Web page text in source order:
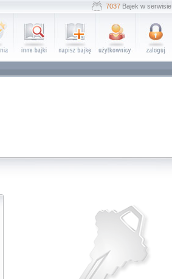
7037 Bajek w serwisie